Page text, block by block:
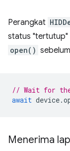
Perangkat
status "tertutup"
open()
// Wait for the
await device.
Menerima